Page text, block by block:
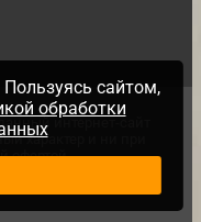
интернет-сайт
характер и ни при
офертой,
Гражданского
сайтом,
обработки